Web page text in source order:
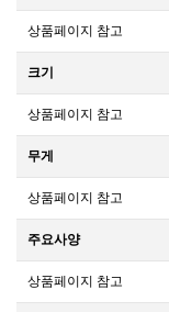
상품페이지 참고
크기
상품페이지 참고
무게
상품페이지 참고
주요사양
상품페이지 참고